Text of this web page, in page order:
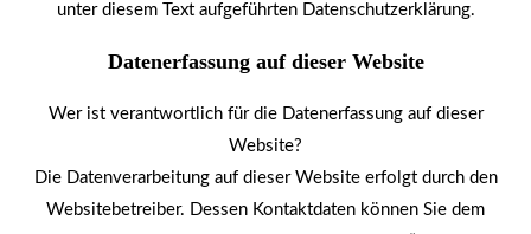
unter diesem Text aufgeführten Datenschutzerklärung.
Datenerfassung auf dieser Website
Wer ist verantwortlich für die Datenerfassung auf dieser
Website?
Die Datenverarbeitung auf dieser Website erfolgt durch den
Websitebetreiber. Dessen Kontaktdaten können Sie dem